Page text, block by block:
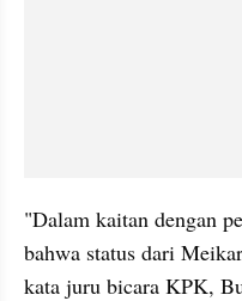
"Dalam kaitan dengan
bahwa status dari
kata juru bicara KPK,